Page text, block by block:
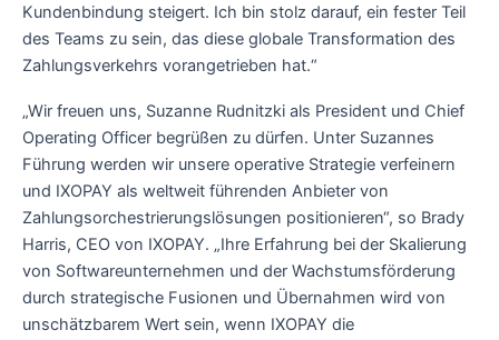
Kundenbindung steigert. Ich bin stolz darauf, ein fester Teil
des Teams zu sein, das diese globale Transformation des
Zahlungsverkehrs vorangetrieben hat.“
„Wir freuen uns, Suzanne Rudnitzki als President und Chief
Operating Officer begrüßen zu dürfen. Unter Suzannes
Führung werden wir unsere operative Strategie verfeinern
und IXOPAY als weltweit führenden Anbieter von
Zahlungsorchestrierungslösungen positionieren“, so Brady
Harris, CEO von IXOPAY. „Ihre Erfahrung bei der Skalierung
von Softwareunternehmen und der Wachstumsförderung
durch strategische Fusionen und Übernahmen wird von
unschätzbarem Wert sein, wenn IXOPAY die